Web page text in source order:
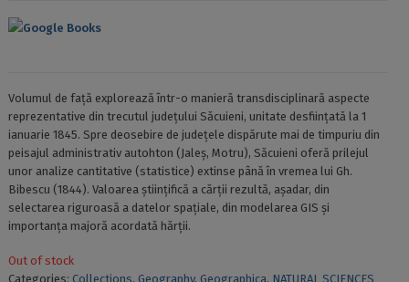
Google Books
Volumul de față explorează într-o manieră transdisciplinară aspecte
reprezentative din trecutul județului Săcuieni, unitate desființată la 1
ianuarie 1845. Spre deosebire de județele dispărute mai de timpuriu din
peisajul administrativ autohton (Jaleș, Motru), Săcuieni oferă prilejul
unor analize cantitative (statistice) extinse până în vremea lui Gh.
Bibescu (1844). Valoarea științifică a cărții rezultă, așadar, din
selectarea riguroasă a datelor spațiale, din modelarea GIS și
importanța majoră acordată hărții.
Out of stock
Categories: Collections, Geography, Geographica, NATURAL SCIENCES